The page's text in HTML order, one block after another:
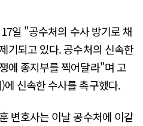
일 "공수처의 수사 방기로 채
기되고 있다. 공수처의 신속한
에 종지부를 찍어달라"며 고
신속한 수사를 촉구했다.
변호사는 이날 공수처에 이같